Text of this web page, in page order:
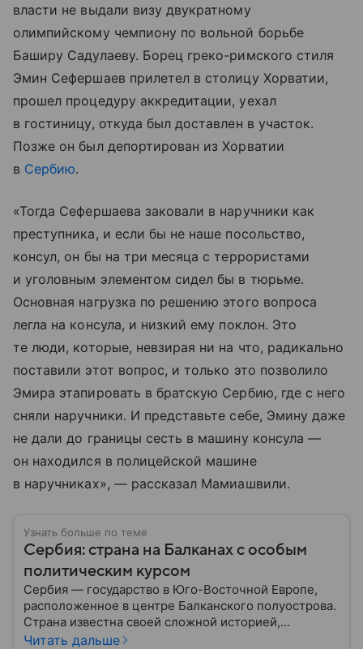
власти не выдали визу двукратному
олимпийскому чемпиону по вольной борьбе
Баширу Садулаеву. Борец греко-римского стиля
Эмин Сефершаев прилетел в столицу Хорватии,
прошел процедуру аккредитации, уехал
в гостиницу, откуда был доставлен в участок.
Позже он был депортирован из Хорватии
в Сербию.
«Тогда Сефершаева заковали в наручники как
преступника, и если бы не наше посольство,
консул, он бы на три месяца с террористами
и уголовным элементом сидел бы в тюрьме.
Основная нагрузка по решению этого вопроса
легла на консула, и низкий ему поклон. Это
те люди, которые, невзирая ни на что, радикально
поставили этот вопрос, и только это позволило
Эмира этапировать в братскую Сербию, где с него
сняли наручники. И представьте себе, Эмину даже
не дали до границы сесть в машину консула —
он находился в полицейской машине
в наручниках», — рассказал Мамиашвили.
Узнать больше по теме
Сербия: страна на Балканах с особым
политическим курсом
Сербия — государство в Юго-Восточной Европе,
расположенное в центре Балканского полуострова.
Страна известна своей сложной историей,
культурным наследием и особым
Читать дальше